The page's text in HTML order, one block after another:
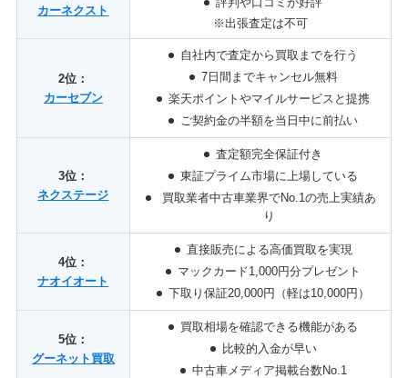
カーネクスト
※出張査定は不可
2位：
カーセブン
自社内で査定から買取までを行う
7日間までキャンセル無料
楽天ポイントやマイルサービスと提携
ご契約金の半額を当日中に前払い
3位：
ネクステージ
査定額完全保証付き
東証プライム市場に上場している
買取業者中古車業界でNo.1の売上実績あ
り
4位：
ナオイオート
直接販売による高価買取を実現
マ ックカード1,000円分プレゼント
下取り保証20,000円（軽は10,000円）
5位：
グーネット買取
買取相場を確認できる機能がある
比較的入金が早い
中古車メディア掲載台数No.1